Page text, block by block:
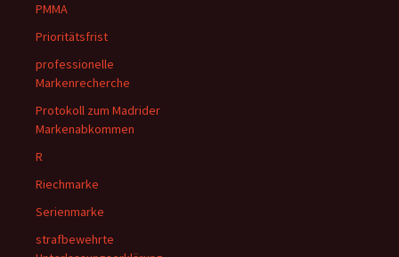
PMMA
Prioritätsfrist
professionelle
Markenrecherche
Protokoll zum Madrider
Markenabkommen
R
Riechmarke
Serienmarke
strafbewehrte